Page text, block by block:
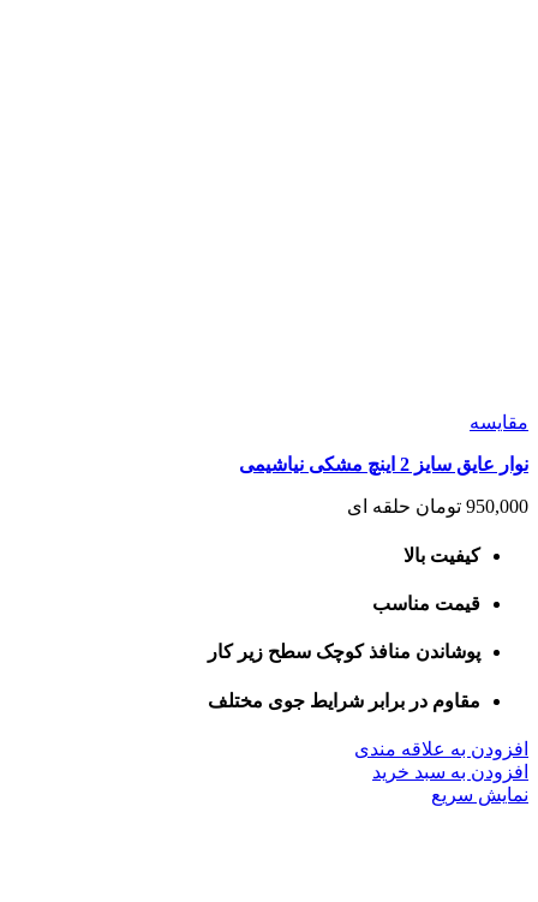
مقايسه
نوار عایق سایز 2 اینچ مشکی نیاشیمی
950,000 تومان حلقه ای
کیفیت بالا
قیمت مناسب
پوشاندن منافذ کوچک سطح زیر کار
مقاوم در برابر شرایط جوی مختلف
افزودن به علاقه مندی
افزودن به سبد خرید
نمایش سریع